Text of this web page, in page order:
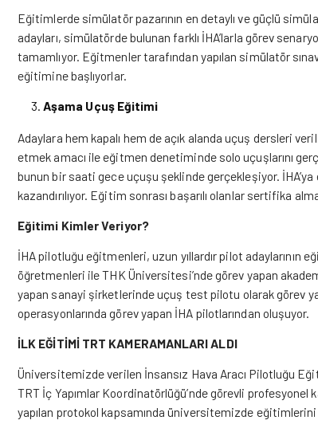
Eğitimlerde simülatör pazarının en detaylı ve güçlü
adayları, simülatörde bulunan farklı İHA’larla görev
tamamlıyor. Eğitmenler tarafından yapılan simülatör
eğitimine başlıyorlar.
Aşama Uçuş Eğitimi
Adaylara hem kapalı hem de açık alanda uçuş dersleri
etmek amacı ile eğitmen denetiminde solo uçuşlarını
bunun bir saati gece uçuşu şeklinde gerçekleşiyor.
kazandırılıyor. Eğitim sonrası başarılı olanlar sertifika
Eğitimi Kimler Veriyor?
İHA pilotluğu eğitmenleri, uzun yıllardır pilot adaylarının
öğretmenleri ile THK Üniversitesi’nde görev yapan
yapan sanayi şirketlerinde uçuş test pilotu olarak görev
operasyonlarında görev yapan İHA pilotlarından oluşuyor.
İLK EĞİTİMİ TRT KAMERAMANLARI ALDI
Üniversitemizde verilen İnsansız Hava Aracı Pilotluğu
TRT İç Yapımlar Koordinatörlüğü’nde görevli
yapılan protokol kapsamında üniversitemizde eğitimlerini